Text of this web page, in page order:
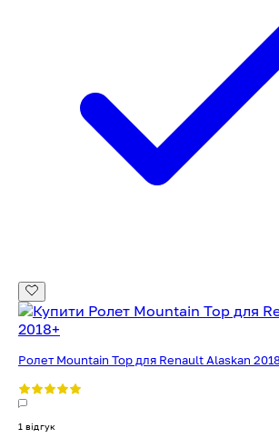
Ролет Mountain Top для Renault Alaskan
1 відгук